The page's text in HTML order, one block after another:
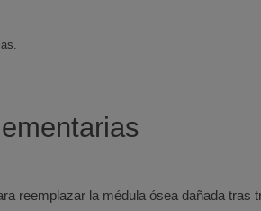
reemplazar la médula ósea dañada tras